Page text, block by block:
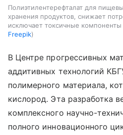
Полиэтилентерефталат для
хранения продуктов, снижает
исключает токсичные компоненты
Freepik
В Центре прогрессивных
аддитивных технологий
полимерного материала,
кислород. Эта разработка
комплексного научно-
полного инновационного